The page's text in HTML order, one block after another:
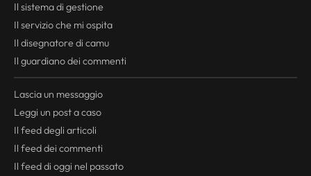
Il sistema di gestione
Il servizio che mi ospita
Il disegnatore di camu
Il guardiano dei commenti
Lascia un messaggio
Leggi un post a caso
Il feeddegli articoli
Il feeddei commenti
Il feeddi oggi nel passato